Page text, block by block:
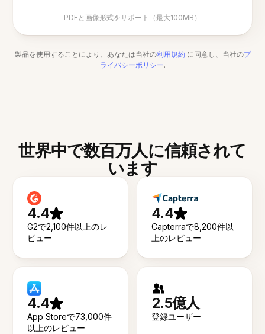
PDFと画像形式をサポート（最大100MB）
製品を使用することにより、あなたは当社の利用規約 に同意し、当社のプ
ライバシーポリシー.
世界中で数百万人に信頼されて
います
4.4
G2で2,100件以上のレ
ビュー
4.4
Capterraで8,200件以
上のレビュー
4.4
App Storeで73,000件
以上のレビュー
2.5億人
登録ユーザー